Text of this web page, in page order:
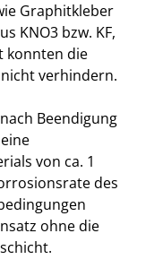
Graphitkleber
KNO3 bzw. KF,
konnten die
verhindern.
Beendigung
von ca. 1
des
ohne die